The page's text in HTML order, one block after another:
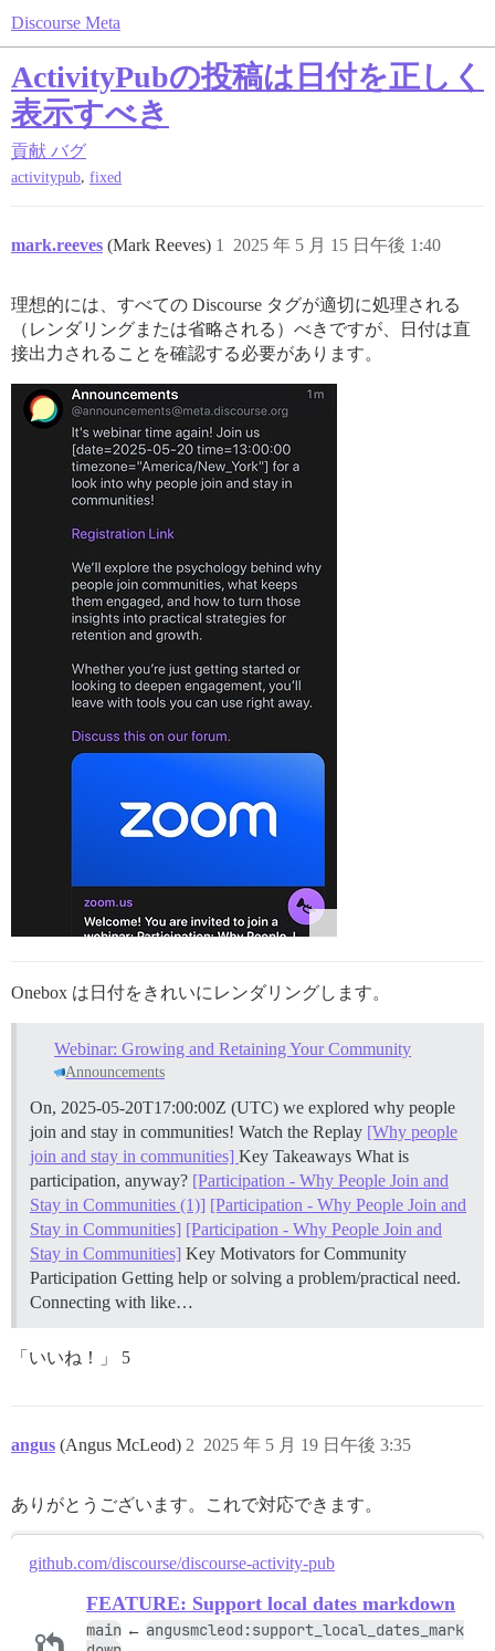
Discourse Meta
ActivityPubの投稿は日付を正しく
表示すべき
貢献 バグ
activitypub, fixed
mark.reeves (Mark Reeves) 2025 年 5 月 15 日午後 1:40
1
理想的には、すべての Discourse タグが適切に処理される
（レンダリングまたは省略される）べきですが、日付は直
接出力されることを確認する必要があります。
Onebox は日付をきれいにレンダリングします。
Webinar: Growing and Retaining Your Community
Announcements
On, 2025-05-20T17:00:00Z (UTC) we explored why people
join and stay in communities! Watch the Replay [Why people
join and stay in communities] Key Takeaways What is
participation, anyway? [Participation - Why People Join and
Stay in Communities (1)] [Participation - Why People Join and
Stay in Communities] [Participation - Why People Join and
Stay in Communities] Key Motivators for Community
Participation Getting help or solving a problem/practical need.
Connecting with like…
「いいね！」 5
angus (Angus McLeod) 2025 年 5 月 19 日午後 3:35
2
ありがとうございます。これで対応できます。
github.com/discourse/discourse-activity-pub
FEATURE: Support local dates markdown
main ← angusmcleod:support_local_dates_mark